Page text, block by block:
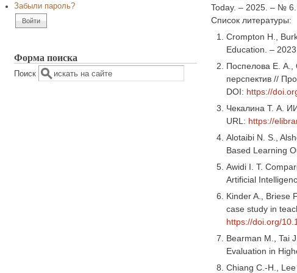
Забыли пароль?
Форма поиска
Поиск
Today. – 2025. – №
Список литературы:
Crompton H.,
Education. –
Поспелова Е. А.,
перспектив //
DOI: https://
Чекалина Т. А.
URL: https://
Alotaibi N. S.,
Based Learning
Awidi I. T.
Artificial
Kinder A., Briese
case study in
https://doi.org/
Bearman M., Tai
Evaluation in
Chiang C.-H.,